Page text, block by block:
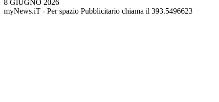
8 GIUGNO 2026
myNews.iT - Per spazio Pubblicitario chiama il 393.5496623